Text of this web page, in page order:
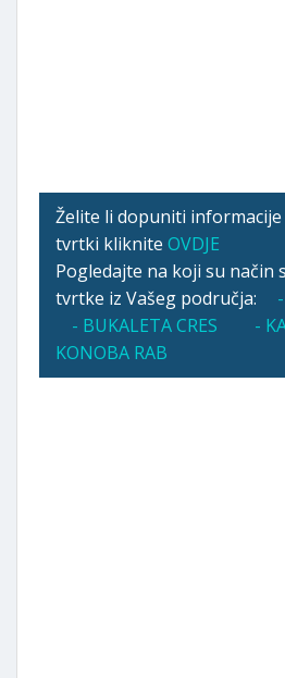
Želite li dopuniti
tvrtki kliknite OVDJE
Pogledajte na koji su način
tvrtke iz Vašeg područja:
- BUKALETA CRES
-
KONOBA RAB